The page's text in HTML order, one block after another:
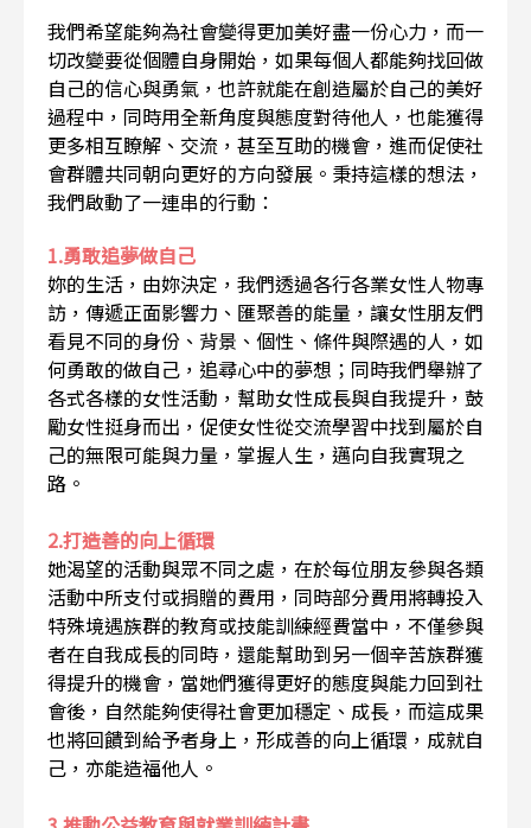
我們希望能夠為社會變得更加美好盡一份心力，而一
切改變要從個體自身開始，如果每個人都能夠找回做
自己的信心與勇氣，也許就能在創造屬於自己的美好
過程中，同時用全新角度與態度對待他人，也能獲得
更多相互瞭解、交流，甚至互助的機會，進而促使社
會群體共同朝向更好的方向發展。秉持這樣的想法，
我們啟動了一連串的行動：
1.勇敢追夢做自己
妳的生活，由妳決定，我們透過各行各業女性人物專
訪，傳遞正面影響力、匯聚善的能量，讓女性朋友們
看見不同的身份、背景、個性、條件與際遇的人，如
何勇敢的做自己，追尋心中的夢想；同時我們舉辦了
各式各樣的女性活動，幫助女性成長與自我提升，鼓
勵女性挺身而出，促使女性從交流學習中找到屬於自
己的無限可能與力量，掌握人生，邁向自我實現之
路。
2.打造善的向上循環
她渴望的活動與眾不同之處，在於每位朋友參與各類
活動中所支付或捐贈的費用，同時部分費用將轉投入
特殊境遇族群的教育或技能訓練經費當中，不僅參與
者在自我成長的同時，還能幫助到另一個辛苦族群獲
得提升的機會，當她們獲得更好的態度與能力回到社
會後，自然能夠使得社會更加穩定、成長，而這成果
也將回饋到給予者身上，形成善的向上循環，成就自
己，亦能造福他人。